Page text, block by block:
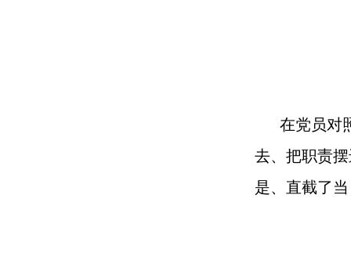
在党员对
去、把职责
是、直截了